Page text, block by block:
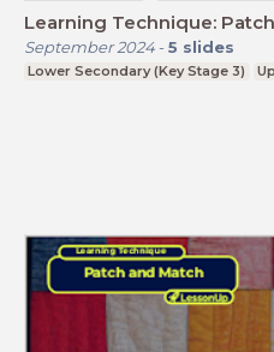
Learning Technique:
September 2024- 5 slides
Lower Secondary (Key Stage 3)